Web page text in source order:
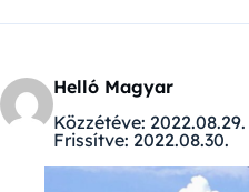
Helló Magyar
Közzétéve: 2022.08.29.
Frissítve: 2022.08.30.